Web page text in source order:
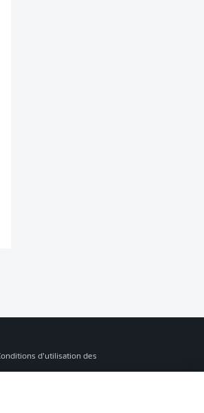
d’utilisation des